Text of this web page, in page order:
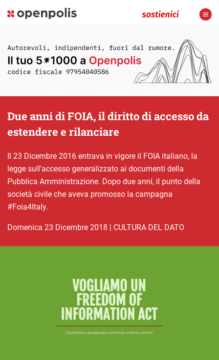
Due anni di FOIA, il diritto di accesso da
estendere e rilanciare
Il 23 Dicembre 2016 entrava in vigore il FOIA italiano, la
legge sull’accesso generalizzato ai documenti della
Pubblica Amministrazione. Dopo due anni, il punto della
società civile che aveva promosso la campagna
#Foia4Italy.
domenica 23 Dicembre 2018 | CULTURA DEL DATO